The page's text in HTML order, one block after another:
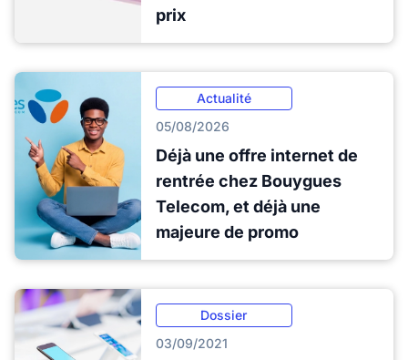
prix
Actualité
05/08/2026
Déjà une offre internet de
rentrée chez Bouygues
Telecom, et déjà une
majeure de promo
Dossier
03/09/2021